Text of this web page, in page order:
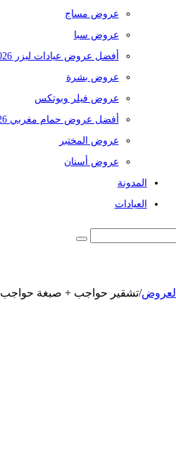
عروض مساج
عروض سبا
أفضل عروض عيادات ليزر 2026
عروض بشرة
عروض فيلر وبوتكس
أفضل عروض حمام مغربي 2026
عروض المختبر
عروض أسنان
المدونة
العيادات
العروض/تشقير حواجب + صبغة حواجب